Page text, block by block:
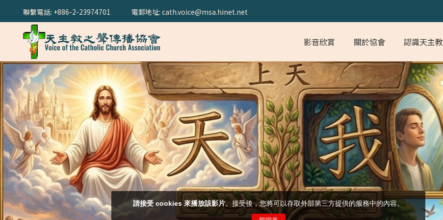
聯繫電話: +886-2-23974701 電郵地址: cath.voice@msa.hinet.net
影音欣賞 關於協會 認識天主教